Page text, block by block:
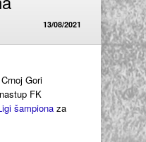
13/08/2021
Gori
FK
šampiona za